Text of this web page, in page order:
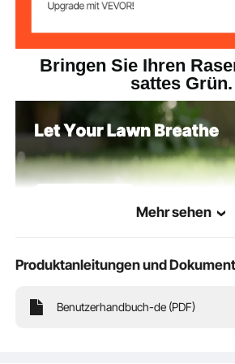
Bringen Sie Ihren
sattes Grün.
Mehr sehen
Produktanleitungen und
Benutzerhandbuch-de (PDF)